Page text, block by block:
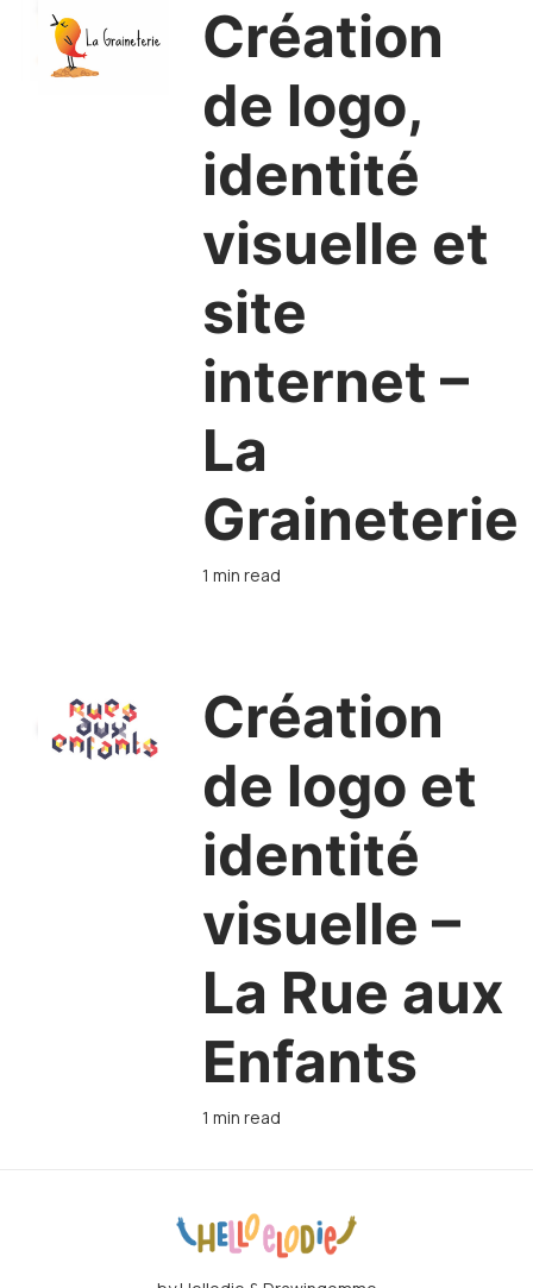
Création
de logo,
identité
visuelle et
site
internet –
La
Graineterie
1 min read
Création
de logo et
identité
visuelle –
La Rue aux
Enfants
1 min read